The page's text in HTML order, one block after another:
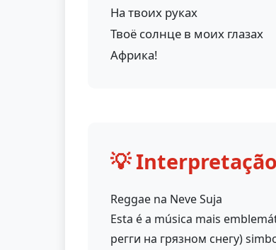
На твоих руках
Твоё солнце в моих глазах
Африка!
💡
Reggae na Neve Suja
Esta é a música mais
регги на грязном снегу)